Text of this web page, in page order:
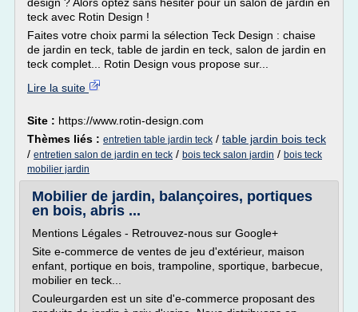
teck avec Rotin Design !
Faites votre choix parmi la sélection Teck Design : chaise
de jardin en teck, table de jardin en teck, salon de jardin en
teck complet... Rotin Design vous propose sur...
Lire la suite
Site : https://www.rotin-design.com
Thèmes liés : entretien table jardin teck / table jardin bois teck
/ entretien salon de jardin en teck / bois teck salon jardin / bois teck
mobilier jardin
Mobilier de jardin, balançoires, portiques
en bois, abris ...
Mentions Légales - Retrouvez-nous sur Google+
Site e-commerce de ventes de jeu d'extérieur, maison
enfant, portique en bois, trampoline, sportique, barbecue,
mobilier en teck...
Couleurgarden est un site d'e-commerce proposant des